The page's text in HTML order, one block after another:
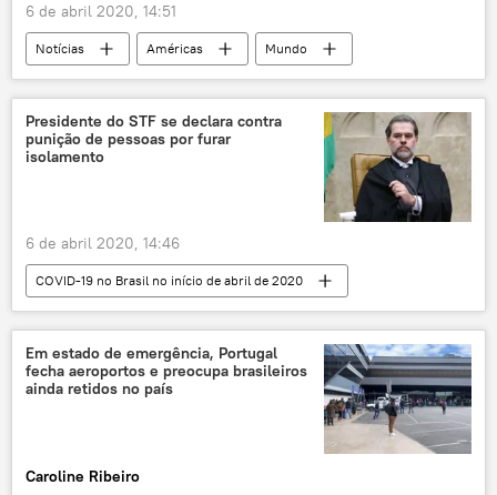
6 de abril 2020, 14:51
Notícias Américas
Mundo
Donald Trump
COVID-19
novo coronavírus
Itália
Espanha
Alemanha
Mundo lidando com COVID-19 no início de abril de 2020
Presidente do STF se declara contra
punição de pessoas por furar
isolamento
6 de abril 2020, 14:46
COVID-19 no Brasil no início de abril de 2020
Notícias do Brasil
Notícias
Dias Toffoli
STF
COVID-19
novo coronavírus
Em estado de emergência, Portugal
fecha aeroportos e preocupa brasileiros
ainda retidos no país
Caroline Ribeiro